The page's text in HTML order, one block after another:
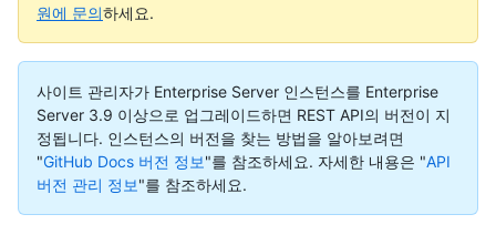
원에 문의하세요.
사이트 관리자가 Enterprise Server 인스턴스를 Enterprise
Server 3.9 이상으로 업그레이드하면 REST API의 버전이 지
정됩니다. 인스턴스의 버전을 찾는 방법을 알아보려면
"GitHub Docs 버전 정보"를 참조하세요. 자세한 내용은 "API
버전 관리 정보"를 참조하세요.